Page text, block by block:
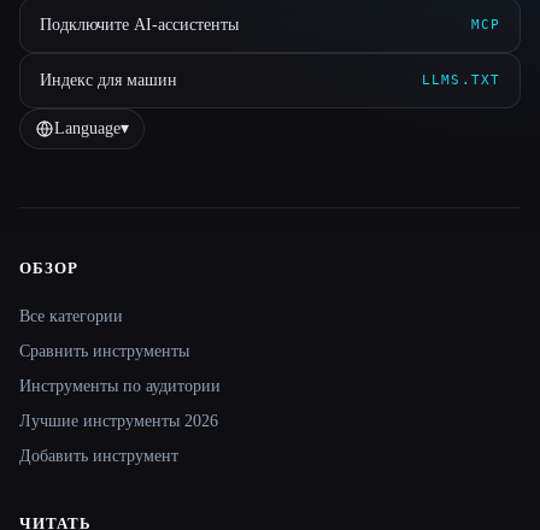
Подключите AI-ассистенты MCP
Индекс для машин LLMS.TXT
Language▾
Site navigation
ОБЗОР
Все категории
Сравнить инструменты
Инструменты по аудитории
Лучшие инструменты 2026
Добавить инструмент
ЧИТАТЬ